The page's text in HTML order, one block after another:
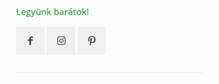
Legyünk barátok!